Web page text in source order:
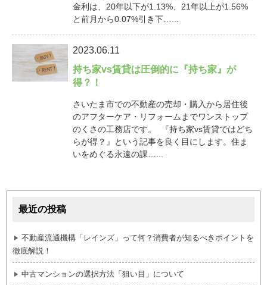
金利は、20年以下が1.13%、21年以上が1.56%
と前月から0.07%引き下…...
2023.06.11
持ち家vs賃貸は圧倒的に『持ち家』が
得？！
さいたま市での不動産の売却・購入から居住後
のアフターケア・リフォームまでワンストップ
のくさの工務店です。 『持ち家vs賃貸ではどち
らが得？』という記事を良く目にします。住ま
いをめぐる永遠の課…...
最近の投稿
不動産流通機構「レインズ」って何？消費者が知るべきポイントを
徹底解説！
中古マンションの選択方法「狙い目」について